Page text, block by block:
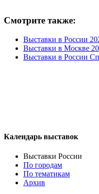
Смотрите также:
Выставки в России
Выставки в Москве
Выставки в России
Календарь выставок
Выставки России
По городам
По тематикам
Архив